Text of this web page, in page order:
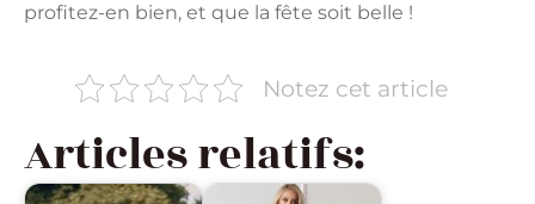
profitez-en bien, et que la fête soit belle !
Notez cet article
Articles relatifs: